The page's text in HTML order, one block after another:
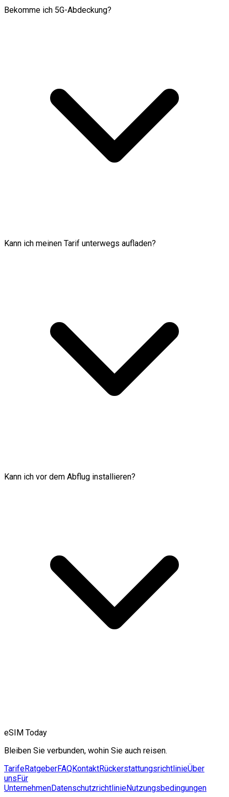
Bekomme ich 5G-Abdeckung?
Kann ich meinen Tarif unterwegs aufladen?
Kann ich vor dem Abflug installieren?
eSIM Today
Bleiben Sie verbunden, wohin Sie auch reisen.
TarifeRatgeberFAQKontaktRückerstattungsrichtlinieÜber
uns Für
UnternehmenDatenschutzrichtlinieNutzungsbedingungen